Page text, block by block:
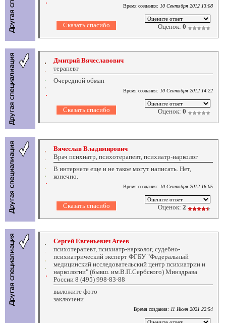
Время создания: 10 Сентября 2012 13:08
Оценок: 0
Дмитрий Вячеславович
терапевт
Очередной обман
Время создания: 10 Сентября 2012 14:22
Оценок: 0
Вячеслав Владимирович
Врач психиатр, психотерапевт, психиатр-нарколог
В интернете еще и не такое могут написать. Нет,
конечно.
Время создания: 10 Сентября 2012 16:05
Оценок: 2
Сергей Евгеньевич Агеев
психотерапевт, психиатр-нарколог, судебно-
психиатрический эксперт ФГБУ "Федеральный
медицинский исследовательский центр психиатрии и
наркологии" (бывш. им.В.П.Сербского) Минздрава
России 8 (495) 998-83-88
выложите фото
заключени
Время создания: 11 Июля 2021 22:54